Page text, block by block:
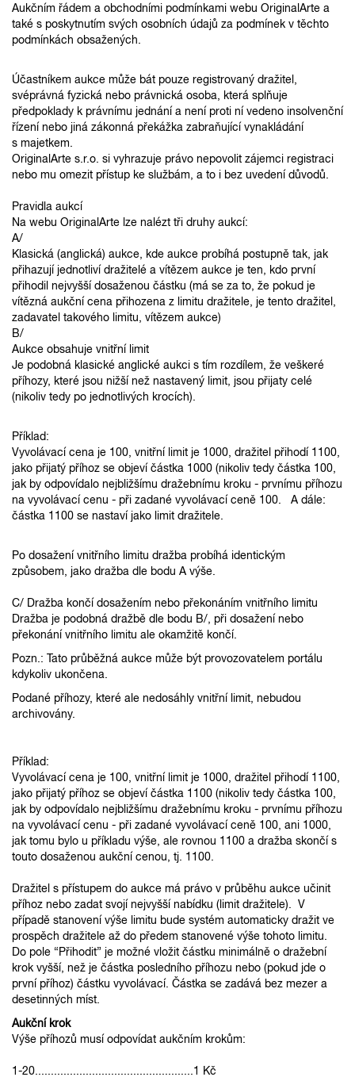
Aukčním řádem a obchodními podmínkami webu OriginalArte a
také s poskytnutím svých osobních údajů za podmínek v těchto
podmínkách obsažených.
Účastníkem aukce může bát pouze registrovaný dražitel,
svéprávná fyzická nebo právnická osoba, která splňuje
předpoklady k právnímu jednání a není proti ní vedeno insolvenční
řízení nebo jiná zákonná překážka zabraňující vynakládání
s majetkem.
OriginalArte s.r.o. si vyhrazuje právo nepovolit zájemci registraci
nebo mu omezit přístup ke službám, a to i bez uvedení důvodů.
Pravidla aukcí
Na webu OriginalArte lze nalézt tři druhy aukcí:
A/
Klasická (anglická) aukce, kde aukce probíhá postupně tak, jak
přihazují jednotliví dražitelé a vítězem aukce je ten, kdo první
přihodil nejvyšší dosaženou částku (má se za to, že pokud je
vítězná aukční cena přihozena z limitu dražitele, je tento dražitel,
zadavatel takového limitu, vítězem aukce)
B/
Aukce obsahuje vnitřní limit
Je podobná klasické anglické aukci s tím rozdílem, že veškeré
příhozy, které jsou nižší než nastavený limit, jsou přijaty celé
(nikoliv tedy po jednotlivých krocích).
Příklad:
Vyvolávací cena je 100, vnitřní limit je 1000, dražitel přihodí 1100,
jako přijatý příhoz se objeví částka 1000 (nikoliv tedy částka 100,
jak by odpovídalo nejbližšímu dražebnímu kroku - prvnímu příhozu
na vyvolávací cenu - při zadané vyvolávací ceně 100. A dále:
částka 1100 se nastaví jako limit dražitele.
Po dosažení vnitřního limitu dražba probíhá identickým
způsobem, jako dražba dle bodu A výše.
C/ Dražba končí dosažením nebo překonáním vnitřního limitu
Dražba je podobná dražbě dle bodu B/, při dosažení nebo
překonání vnitřního limitu ale okamžitě končí.
Pozn.: Tato průběžná aukce může být provozovatelem portálu
kdykoliv ukončena.
Podané příhozy, které ale nedosáhly vnitřní limit, nebudou
archivovány.
Příklad:
Vyvolávací cena je 100, vnitřní limit je 1000, dražitel přihodí 1100,
jako přijatý příhoz se objeví částka 1100 (nikoliv tedy částka 100,
jak by odpovídalo nejbližšímu dražebnímu kroku - prvnímu příhozu
na vyvolávací cenu - při zadané vyvolávací ceně 100, ani 1000,
jak tomu bylo u příkladu výše, ale rovnou 1100 a dražba skončí s
touto dosaženou aukční cenou, tj. 1100.
Dražitel s přístupem do aukce má právo v průběhu aukce učinit
příhoz nebo zadat svojí nejvyšší nabídku (limit dražitele). V
případě stanovení výše limitu bude systém automaticky dražit ve
prospěch dražitele až do předem stanovené výše tohoto limitu.
Do pole “Přihodit” je možné vložit částku minimálně o dražební
krok vyšší, než je částka posledního příhozu nebo (pokud jde o
první příhoz) částku vyvolávací. Částka se zadává bez mezer a
desetinných míst.
Aukční krok
Výše příhozů musí odpovídat aukčním krokům:
1-20..................................................1 Kč